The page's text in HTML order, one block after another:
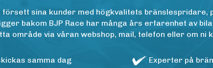
försett sina kunder med högkvalitets
bakom BJP Race har många års erfarenhet av
område via våran webshop, mail, telefon eller om
samma dag Experter på